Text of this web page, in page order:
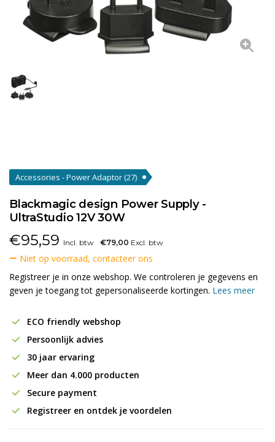
Accessories - Power Adaptor(27)
Blackmagic design Power Supply -
UltraStudio 12V 30W
€95,59 Incl. btw €79,00 Excl. btw
Niet op voorraad, contacteer ons
Registreer je in onze webshop. We controleren je gegevens en
geven je toegang tot gepersonaliseerde kortingen. Lees meer
ECO friendly webshop
Persoonlijk advies
30 jaar ervaring
Meer dan 4.000 producten
Secure payment
Registreer en ontdek je voordelen